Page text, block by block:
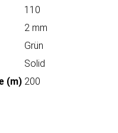
110
2 mm
Grün
Solid
(m) 200